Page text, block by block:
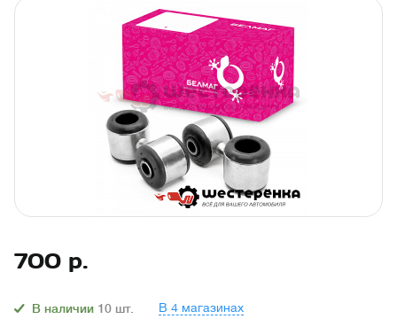
700 р.
В наличии 10 шт. В 4 магазинах